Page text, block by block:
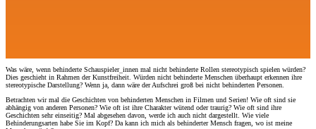
Was wäre, wenn behinderte Schauspieler_innen mal nicht behinderte Rollen stereotypisch spielen würden?
Dies geschieht in Rahmen der Kunstfreiheit. Würden nicht behinderte Menschen überhaupt erkennen ihre
stereotypische Darstellung? Wenn ja, dann wäre der Aufschrei groß bei nicht behinderten Personen.
Betrachten wir mal die Geschichten von behinderten Menschen in Filmen und Serien! Wie oft sind sie
abhängig von anderen Personen? Wie oft ist ihre Charakter wütend oder traurig? Wie oft sind ihre
Geschichten sehr einseitig? Mal abgesehen davon, werde ich auch nicht dargestellt. Wie viele
Behinderungsarten habe Sie im Kopf? Da kann ich mich als behinderter Mensch fragen, wo ist meine